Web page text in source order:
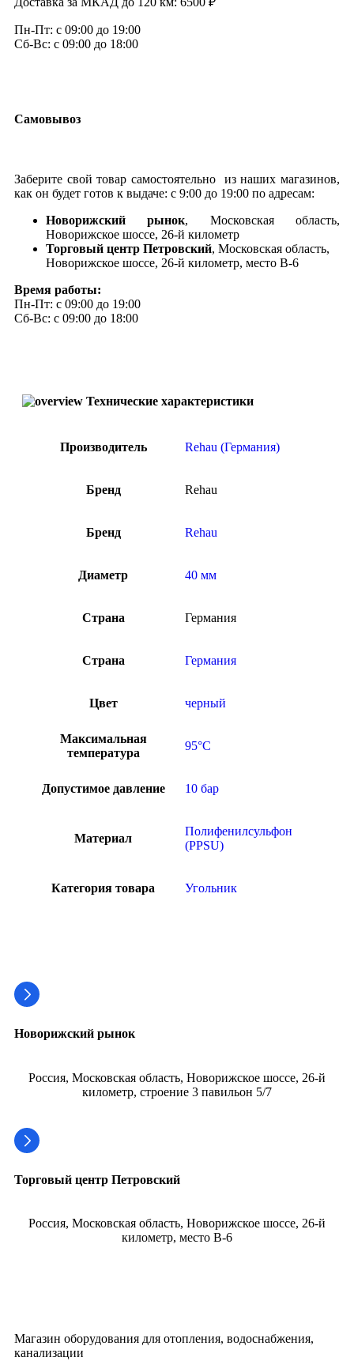
Технические характеристики
Производитель Rehau (Германия)
Бренд Rehau
Бренд Rehau
Диаметр 40 мм
Страна Германия
Страна Германия
Цвет черный
Максимальная
температура
95°C
Допустимое давление 10 бар
Материал
Полифенилсульфон
(PPSU)
Категория товара Угольник
Самовывоз
Заберите свой товар самостоятельно из наших магазинов,
как он будет готов к выдаче: с 9:00 до 19:00 по адресам:
Новорижский рынок, Московская область,
Новорижское шоссе, 26-й километр
Торговый центр Петровский, Московская область,
Новорижское шоссе, 26-й километр, место В-6
Время работы:
Пн-Пт: с 09:00 до 19:00
Сб-Вс: с 09:00 до 18:00
Пн-Пт: с 09:00 до 19:00
Сб-Вс: с 09:00 до 18:00
Новорижский рынок
Россия, Московская область, Новорижское шоссе, 26-й
километр, строение 3 павильон 5/7
Торговый центр Петровский
Россия, Московская область, Новорижское шоссе, 26-й
километр, место В-6
Магазин оборудования для отопления, водоснабжения,
канализации